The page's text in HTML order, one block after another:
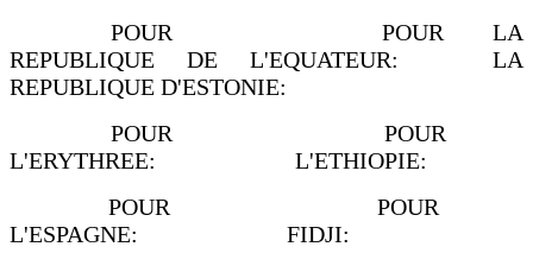
POUR POUR LA
REPUBLIQUE DE L'EQUATEUR: LA
REPUBLIQUE D'ESTONIE:
POUR POUR
L'ERYTHREE: L'ETHIOPIE:
POUR POUR
L'ESPAGNE: FIDJI: